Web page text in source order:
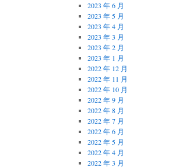
2023 年 6 月
2023 年 5 月
2023 年 4 月
2023 年 3 月
2023 年 2 月
2023 年 1 月
2022 年 12 月
2022 年 11 月
2022 年 10 月
2022 年 9 月
2022 年 8 月
2022 年 7 月
2022 年 6 月
2022 年 5 月
2022 年 4 月
2022 年 3 月